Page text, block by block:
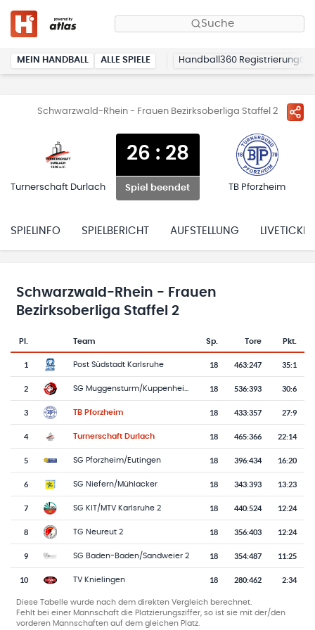
Suche
MEIN HANDBALL ALLE SPIELE Handball360 Registrierung
Schwarzwald-Rhein - Frauen Bezirksoberliga Staffel 2
Turnerschaft Durlach
26 : 28
Spiel beendet TB Pforzheim
SPIELINFO SPIELBERICHT AUFSTELLUNG LIVETICKER
Schwarzwald-Rhein - Frauen
Bezirksoberliga Staffel 2
Tabelle mit Vereinsplatzierungen, Spielen, Toren und Punkten
Pl.
Team-Logo
Team Sp. Tore Pkt.
1 Post Südstadt Karlsruhe 18 463:247 35:1
2 SG Muggensturm/Kuppenheim 2 18 536:393 30:6
3 TB Pforzheim 18 433:357 27:9
4 Turnerschaft Durlach 18 465:366 22:14
5 SG Pforzheim/Eutingen 18 396:434 16:20
6 SG Niefern/Mühlacker 18 343:393 13:23
7 SG KIT/MTV Karlsruhe 2 18 440:524 12:24
8 TG Neureut 2 18 356:403 12:24
9 SG Baden-Baden/Sandweier 2 18 354:487 11:25
10 TV Knielingen 18 280:462 2:34
Diese Tabelle wurde nach dem direkten Vergleich berechnet.
Fehlt bei einer Mannschaft die Platzierungsziffer, so ist sie mit der/den
vorderen Mannschaften auf dem gleichen Platz.